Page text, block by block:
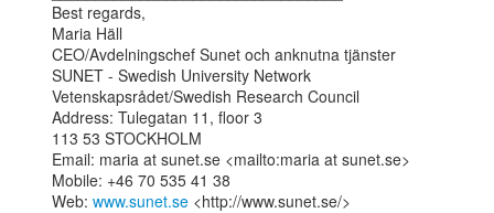
Best regards,
Maria Häll
CEO/Avdelningschef Sunet och anknutna tjänster
SUNET - Swedish University Network
Vetenskapsrådet/Swedish Research Council
Address: Tulegatan 11, floor 3
113 53 STOCKHOLM
Email: maria at sunet.se <mailto:maria at sunet.se>
Mobile: +46 70 535 41 38
Web: www.sunet.se <http://www.sunet.se/>